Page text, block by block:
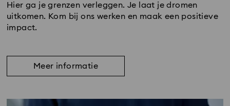
Hier ga je grenzen verleggen. Je laat je dromen
uitkomen. Kom bij ons werken en maak een positieve
impact.
Meer informatie